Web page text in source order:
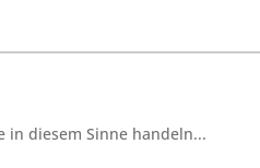
in diesem Sinne handeln...